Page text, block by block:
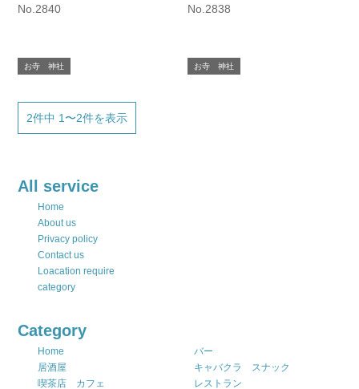
No.2840
お寺 神社
No.2838
お寺 神社
2件中 1〜2件を表示
All service
Home
About us
Privacy policy
Contact us
Loacation require
category
Category
Home
バー
居酒屋
キャバクラ スナック
喫茶店 カフェ
レストラン